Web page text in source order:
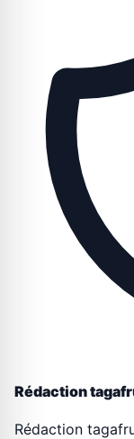
Rédaction
Rédaction